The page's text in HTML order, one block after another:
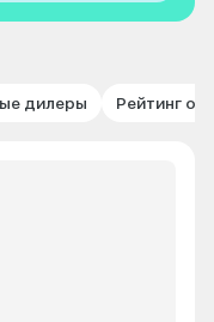
дилеры Рейтинг